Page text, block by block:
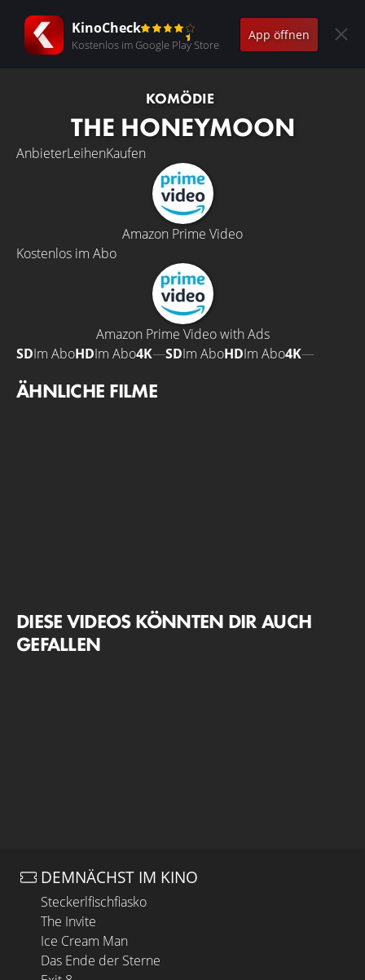
KinoCheck
Kostenlos im Google Play Store
App öffnen
KOMÖDIE
THE HONEYMOON
AnbieterLeihenKaufen
Amazon Prime Video
Kostenlos im Abo
Amazon Prime Video with Ads
SDIm AboHDIm Abo4K—SDIm AboHDIm Abo4K—
ÄHNLICHE FILME
DIESE VIDEOS KÖNNTEN DIR AUCH
GEFALLEN
DEMNÄCHST IM KINO
Steckerlfischfiasko
The Invite
Ice Cream Man
Das Ende der Sterne